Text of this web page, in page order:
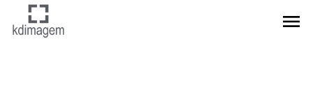
menu